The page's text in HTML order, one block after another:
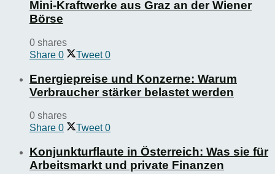
Mini-Kraftwerke aus Graz an der Wiener
Börse
0 shares
Share 0 Tweet 0
Energiepreise und Konzerne: Warum
Verbraucher stärker belastet werden
0 shares
Share 0 Tweet 0
Konjunkturflaute in Österreich: Was sie für
Arbeitsmarkt und private Finanzen